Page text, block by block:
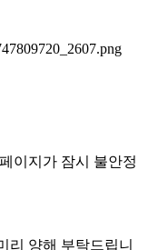
이지가 잠시 불안정
리 양해 부탁드립니